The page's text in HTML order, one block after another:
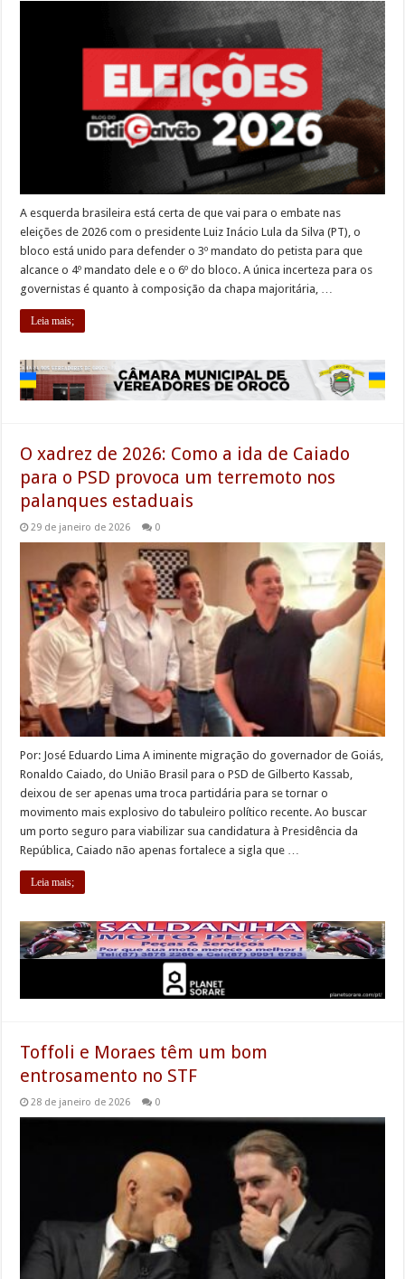
A esquerda brasileira está certa de que vai para o embate nas
eleições de 2026 com o presidente Luiz Inácio Lula da Silva (PT), o
bloco está unido para defender o 3º mandato do petista para que
alcance o 4º mandato dele e o 6º do bloco. A única incerteza para os
governistas é quanto à composição da chapa majoritária, …
Leia mais;
O xadrez de 2026: Como a ida de Caiado
para o PSD provoca um terremoto nos
palanques estaduais
29 de janeiro de 2026 0
Por: José Eduardo Lima A iminente migração do governador de Goiás,
Ronaldo Caiado, do União Brasil para o PSD de Gilberto Kassab,
deixou de ser apenas uma troca partidária para se tornar o
movimento mais explosivo do tabuleiro político recente. Ao buscar
um porto seguro para viabilizar sua candidatura à Presidência da
República, Caiado não apenas fortalece a sigla que …
Leia mais;
Toffoli e Moraes têm um bom
entrosamento no STF
28 de janeiro de 2026 0